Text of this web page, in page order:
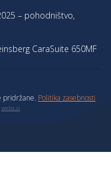
– pohodništvo,
CaraSuite 650MF
pridržane. Politika zasebnosti
webx.si